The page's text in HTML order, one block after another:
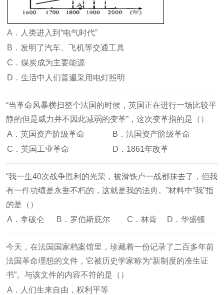
A．人类进入到“电气时代”
B．发明了汽车、飞机等交通工具
C．煤炭成为主要能源
D．生活中人们普遍采用电灯照明
“当革命风暴横扫整个法国的时候，英国正在进行一场比较平
静的但是威力并不因此减弱的变革”，这次变革指的是（）
A．英国资产阶级革命
B．法国资产阶级革命
C．英国工业革命
D．1861年改革
“我一生40次战争胜利的光荣，被滑铁卢一战都抹去了，但我
有一件功绩是永垂不朽的，这就是我的法典。”材料中“我”指
的是（）
A．拿破仑
B．罗伯斯庇尔 C．林肯 D．华盛顿
今天，在法国国家档案馆里，珍藏着一份记录了二百多年前
法国革命理想的文件，它被历史学家称为“新制度的准生证
书”。与该文件的内容不符的是（）
A．人们生来自由，权利平等